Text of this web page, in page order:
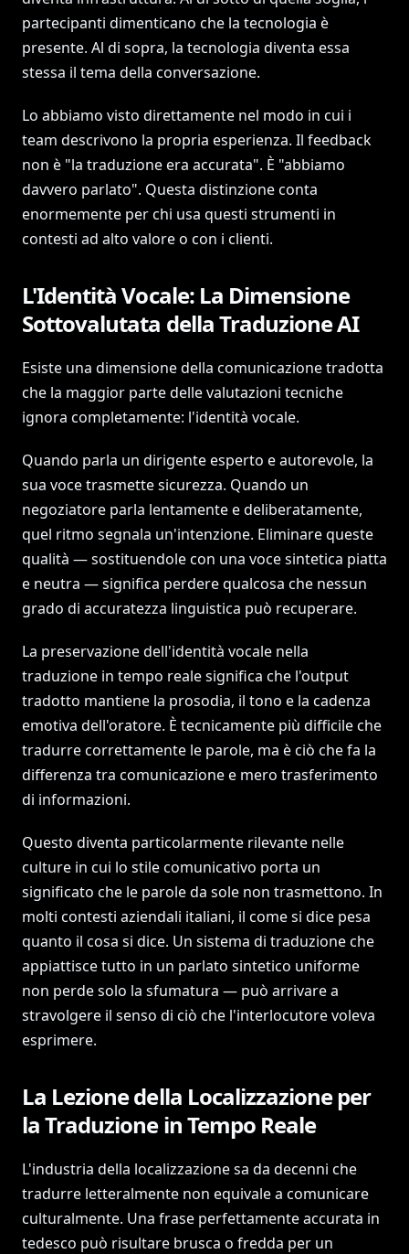
partecipanti dimenticano che la tecnologia è
presente. Al di sopra, la tecnologia diventa essa
stessa il tema della conversazione.
Lo abbiamo visto direttamente nel modo in cui i
team descrivono la propria esperienza. Il feedback
non è "la traduzione era accurata". È "abbiamo
davvero parlato". Questa distinzione conta
enormemente per chi usa questi strumenti in
contesti ad alto valore o con i clienti.
L'Identità Vocale: La Dimensione
Sottovalutata della Traduzione AI
Esiste una dimensione della comunicazione tradotta
che la maggior parte delle valutazioni tecniche
ignora completamente: l'identità vocale.
Quando parla un dirigente esperto e autorevole, la
sua voce trasmette sicurezza. Quando un
negoziatore parla lentamente e deliberatamente,
quel ritmo segnala un'intenzione. Eliminare queste
qualità — sostituendole con una voce sintetica piatta
e neutra — significa perdere qualcosa che nessun
grado di accuratezza linguistica può recuperare.
La preservazione dell'identità vocale nella
traduzione in tempo reale significa che l'output
tradotto mantiene la prosodia, il tono e la cadenza
emotiva dell'oratore. È tecnicamente più difficile che
tradurre correttamente le parole, ma è ciò che fa la
differenza tra comunicazione e mero trasferimento
di informazioni.
Questo diventa particolarmente rilevante nelle
culture in cui lo stile comunicativo porta un
significato che le parole da sole non trasmettono. In
molti contesti aziendali italiani, il come si dice pesa
quanto il cosa si dice. Un sistema di traduzione che
appiattisce tutto in un parlato sintetico uniforme
non perde solo la sfumatura — può arrivare a
stravolgere il senso di ciò che l'interlocutore voleva
esprimere.
La Lezione della Localizzazione per
la Traduzione in Tempo Reale
L'industria della localizzazione sa da decenni che
tradurre letteralmente non equivale a comunicare
culturalmente. Una frase perfettamente accurata in
tedesco può risultare brusca o fredda per un